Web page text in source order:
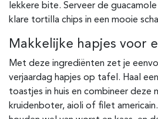
lekkere bite. Serveer de
klare tortilla chips in een mooie
Makkelijke hapjes voor
Met deze ingrediënten zet je
verjaardag hapjes op tafel. Haal
toastjes in huis en combineer deze
kruidenboter, aioli of filet